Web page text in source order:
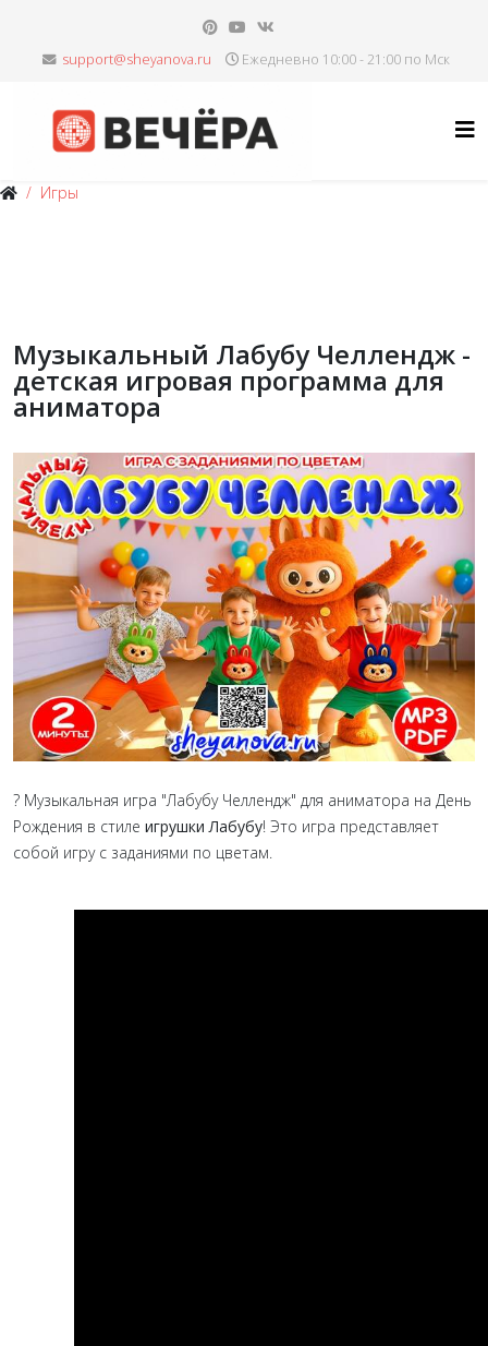
Ежедневно 10:00 - 21:00 по Мск
Игры
Музыкальный Лабубу Челлендж -
детская игровая программа для
аниматора
? Музыкальная игра "Лабубу Челлендж" для аниматора на День
Рождения в стиле игрушки Лабубу! Это игра представляет
собой игру с заданиями по цветам.